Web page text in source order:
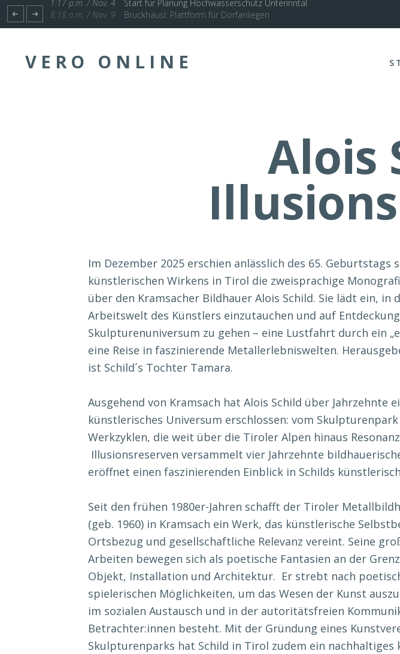
1:17 p.m. / Nov. 4 Start für Planung Hochwasserschutz Unterinntal
VERO ONLINE
Alois
Im Dezember 2025 erschien anlässlich des 65. Geburtstags
künstlerischen Wirkens in Tirol die zweisprachige
über den Kramsacher Bildhauer Alois Schild. Sie lädt ein, in
Arbeitswelt des Künstlers einzutauchen und auf
Skulpturenuniversum zu gehen – eine Lustfahrt durch ein
eine Reise in faszinierende Metallerlebniswelten.
ist Schild´s Tochter Tamara.
Ausgehend von Kramsach hat Alois Schild über Jahrzehnte
künstlerisches Universum erschlossen: vom Skulpturenpark
Werkzyklen, die weit über die Tiroler Alpen hinaus
Illusionsreserven versammelt vier Jahrzehnte
eröffnet einen faszinierenden Einblick in Schilds
Seit den frühen 1980er-Jahren schafft der Tiroler
(geb. 1960) in Kramsach ein Werk, das künstlerische
Ortsbezug und gesellschaftliche Relevanz vereint. Seine
Arbeiten bewegen sich als poetische Fantasien an der
Objekt, Installation und Architektur. Er strebt nach
spielerischen Möglichkeiten, um das Wesen der Kunst
im sozialen Austausch und in der autoritätsfreien
Betrachter:innen besteht. Mit der Gründung eines
Skulpturenparks hat Schild in Tirol zudem ein nachhaltiges